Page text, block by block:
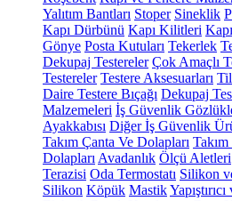
Yalıtım Bantları Stoper Sineklik
Kapı Dürbünü Kapı Kilitleri
Gönye Posta Kutuları Tekerlek
Dekupaj Testereler Çok Amaçlı
Testereler Testere Aksesuarları
Daire Testere Bıçağı Dekupaj
Malzemeleri İş Güvenlik
Ayakkabısı Diğer İş Güvenlik
Takım Çanta Ve Dolapları Takım
Dolapları Avadanlık Ölçü Aletleri
Terazisi Oda Termostatı Silikon
Silikon Köpük Mastik